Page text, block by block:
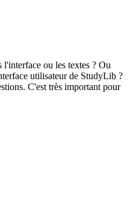
l'interface ou les textes ? Ou
utilisateur de StudyLib ?
C'est très important pour